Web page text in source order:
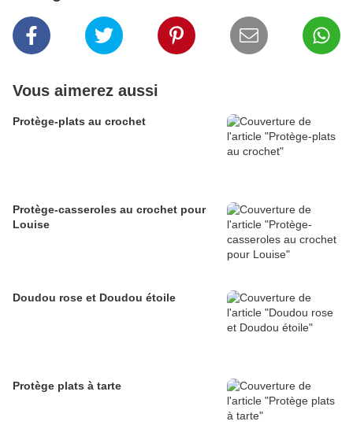
Vous aimerez aussi
Protège-plats au crochet
Protège-casseroles au crochet pour
Louise
Doudou rose et Doudou étoile
Protège plats à tarte